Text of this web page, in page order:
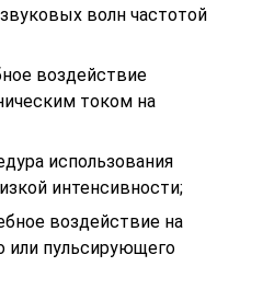
волн частотой
воздействие
током на
использования
интенсивности;
воздействие на
или пульсирующего